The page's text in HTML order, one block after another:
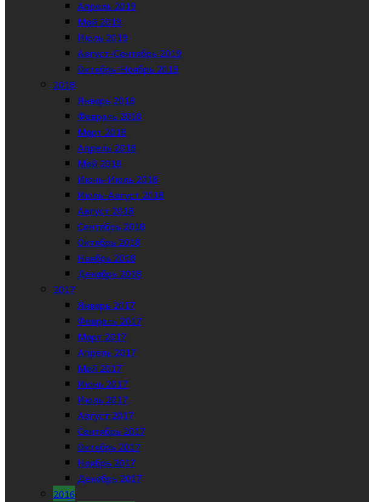
Апрель 2019
Май 2019
Июль 2019
Август-Сентябрь 2019
Октябрь-Ноябрь 2019
2018
Январь 2018
Февраль 2018
Март 2018
Апрель 2018
Май 2018
Июнь-Июль 2018
Июль-Август 2018
Август 2018
Сентябрь 2018
Октябрь 2018
Ноябрь 2018
Декабрь 2018
2017
Январь 2017
Февраль 2017
Март 2017
Апрель 2017
Май 2017
Июнь 2017
Июль 2017
Август 2017
Сентябрь 2017
Октябрь 2017
Ноябрь 2017
Декабрь 2017
2016